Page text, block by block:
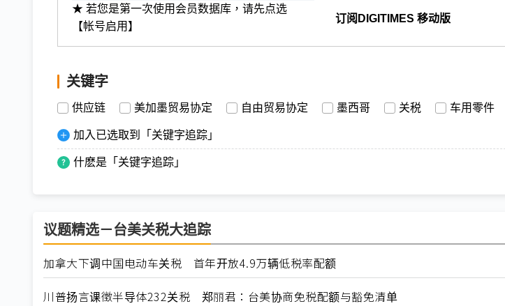
★ 若您是第一次使用会员数据库，请先点选
【帐号启用】
订阅DIGITIMES 移动版
关键字
供应链 美加墨贸易协定 自由贸易协定 墨西哥 关税 车用零件
加入已选取到「关键字追踪」
什麽是「关键字追踪」
议题精选－台美关税大追踪
加拿大下调中国电动车关税 首年开放4.9万辆低税率配额
川普扬言课徵半导体232关税 郑丽君：台美协商免税配额与豁免清单